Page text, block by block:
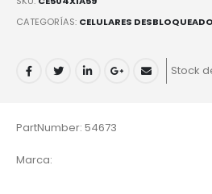
CATEGORÍAS: CELULARES
Stock
PartNumber: 54673
Marca: